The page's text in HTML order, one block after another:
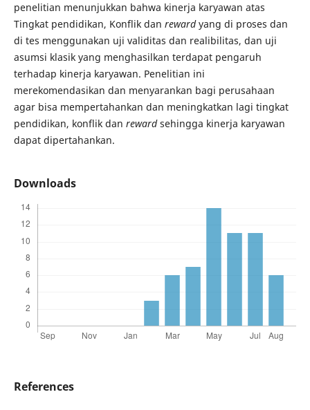
penelitian menunjukkan bahwa kinerja karyawan atas
Tingkat pendidikan, Konflik dan rewardyang di proses dan
di tes menggunakan uji validitas dan realibilitas, dan uji
asumsi klasik yang menghasilkan terdapat pengaruh
terhadap kinerja karyawan. Penelitian ini
merekomendasikan dan menyarankan bagi perusahaan
agar bisa mempertahankan dan meningkatkan lagi tingkat
pendidikan, konflik dan rewardsehingga kinerja karyawan
dapat dipertahankan.
Downloads
References